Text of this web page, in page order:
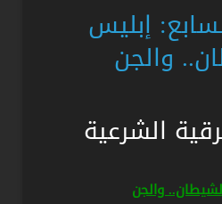
إبليس
والجن
الشرعية
والجن